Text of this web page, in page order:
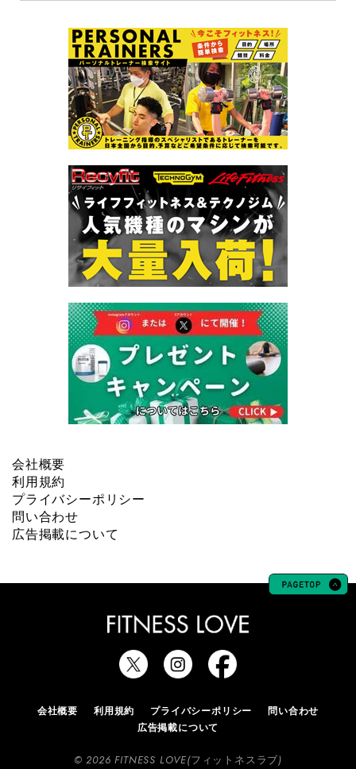
会社概要
利用規約
プライバシーポリシー
問い合わせ
広告掲載について
会社概要 利用規約 プライバシーポリシー
問い合わせ
広告掲載について
© 2026 FITNESS LOVE(フィットネスラブ)